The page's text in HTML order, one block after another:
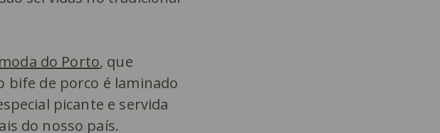
do Porto, que
bife de porco é laminado
picante e servida
do nosso país.